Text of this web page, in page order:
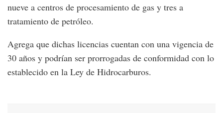
nueve a centros de procesamiento de gas y tres a
tratamiento de petróleo.
Agrega que dichas licencias cuentan con una vigencia de
30 años y podrían ser prorrogadas de conformidad con lo
establecido en la Ley de Hidrocarburos.